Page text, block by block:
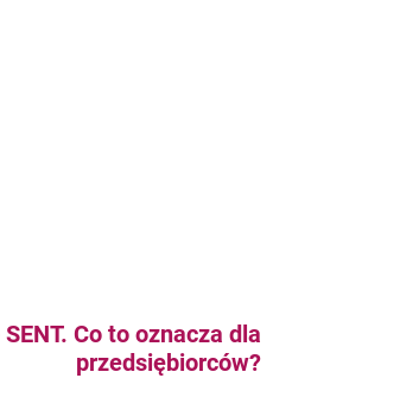
Co to oznacza dla
przedsiębiorców?